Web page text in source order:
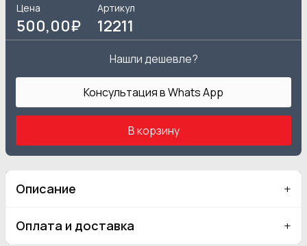
Цена
500,00₽
Артикул
12211
Нашли дешевле?
Консультация в Whats App
В корзину
Описание
Оплата и доставка